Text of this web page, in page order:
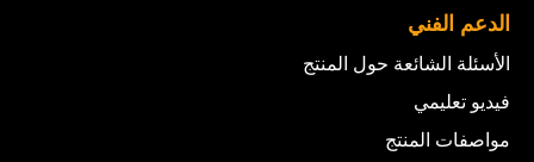
الدعم الفني
الأسئلة الشائعة حول المنتج
فيديو تعليمي
مواصفات المنتج